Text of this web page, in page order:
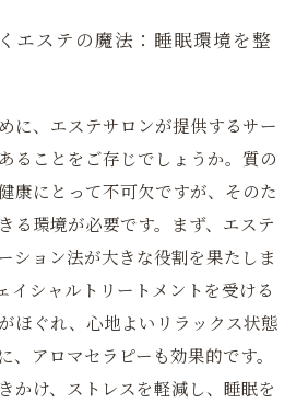
エステの魔法：睡眠環境を整
に、エステサロンが提供するサー
ることをご存じでしょうか。質の
康にとって不可欠ですが、そのた
る環境が必要です。まず、エステ
ション法が大きな役割を果たしま
イシャルトリートメントを受ける
ほぐれ、心地よいリラックス状態
、アロマセラピーも効果的です。
かけ、ストレスを軽減し、睡眠を